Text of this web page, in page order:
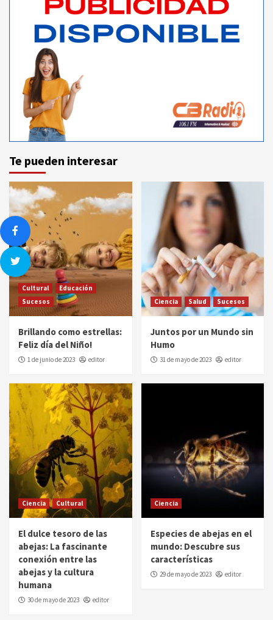
Te pueden interesar
Cultural
Educación
Sucesos
Brillando como estrellas:
Feliz día del Niño!
1 de junio de 2023 editor
Ciencia Salud Sucesos
Juntos por un Mundo sin
Humo
31 de mayo de 2023 editor
Ciencia Cultural
El dulce tesoro de las
abejas: La fascinante
conexión entre las
abejas y la cultura
humana
30 de mayo de 2023 editor
Ciencia
Especies de abejas en el
mundo: Descubre sus
características
29 de mayo de 2023 editor